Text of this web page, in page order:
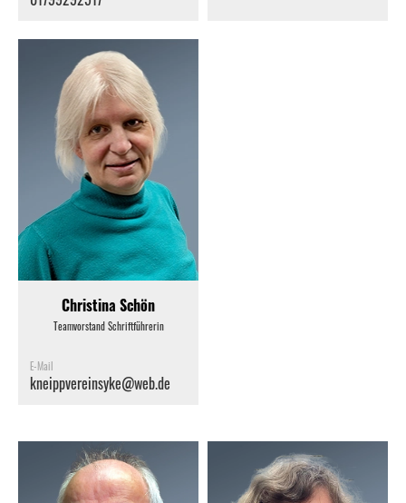
Christina Schön
Teamvorstand Schriftführerin
E-Mail
kneippvereinsyke@web.de